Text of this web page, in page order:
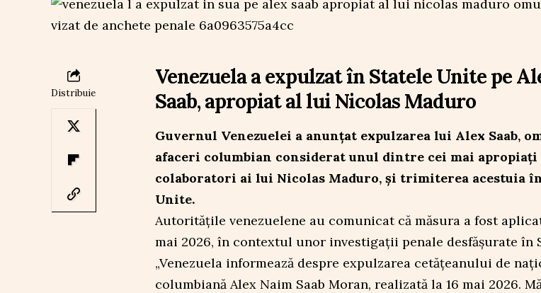
Distribuie
Venezuela a expulzat în Statele Unite pe
Saab, apropiat al lui Nicolas Maduro
Guvernul Venezuelei a anunțat expulzarea lui Alex Saab,
afaceri columbian considerat unul dintre cei mai apropiați
colaboratori ai lui Nicolas Maduro, și trimiterea acestuia
Unite.
Autoritățile venezuelene au comunicat că măsura a fost
mai 2026, în contextul unor investigații penale desfășurate în
„Venezuela informează despre expulzarea cetățeanului de
columbiană Alex Naim Saab Moran, realizată la 16 mai 2026.